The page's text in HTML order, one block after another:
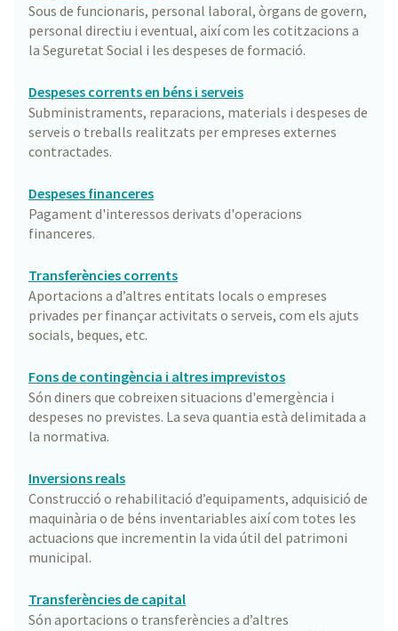
Sous de funcionaris, personal laboral, òrgans de govern,
personal directiu i eventual, així com les cotitzacions a
la Seguretat Social i les despeses de formació.
Despeses corrents en béns i serveis
Subministraments, reparacions, materials i despeses de
serveis o treballs realitzats per empreses externes
contractades.
Despeses financeres
Pagament d'interessos derivats d'operacions
financeres.
Transferències corrents
Aportacions a d’altres entitats locals o empreses
privades per finançar activitats o serveis, com els ajuts
socials, beques, etc.
Fons de contingència i altres imprevistos
Són diners que cobreixen situacions d'emergència i
despeses no previstes. La seva quantia està delimitada a
la normativa.
Inversions reals
Construcció o rehabilitació d’equipaments, adquisició de
maquinària o de béns inventariables així com totes les
actuacions que incrementin la vida útil del patrimoni
municipal.
Transferències de capital
Són aportacions o transferències a d’altres